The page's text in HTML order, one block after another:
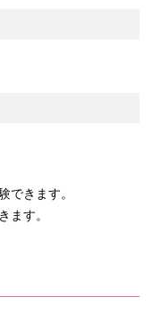
できます。
ます。